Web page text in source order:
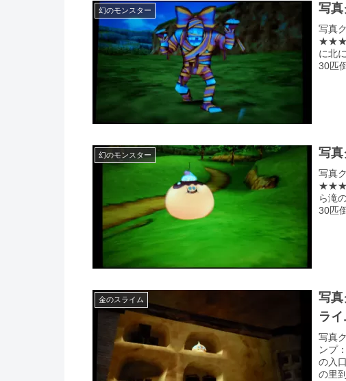
幻のモンスター 写
写真
★★★)
に北
30匹
幻のモンスター 写真
写真
★★★)
ら滝
30匹
金のスライム
写
ライ
写真
ンプ
の入
の里